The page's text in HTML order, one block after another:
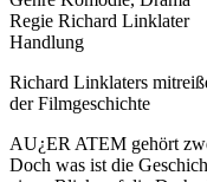
Regie Richard Linklater
Handlung
Richard Linklaters
der Filmgeschichte
AU¿ER ATEM gehört
Doch was ist die